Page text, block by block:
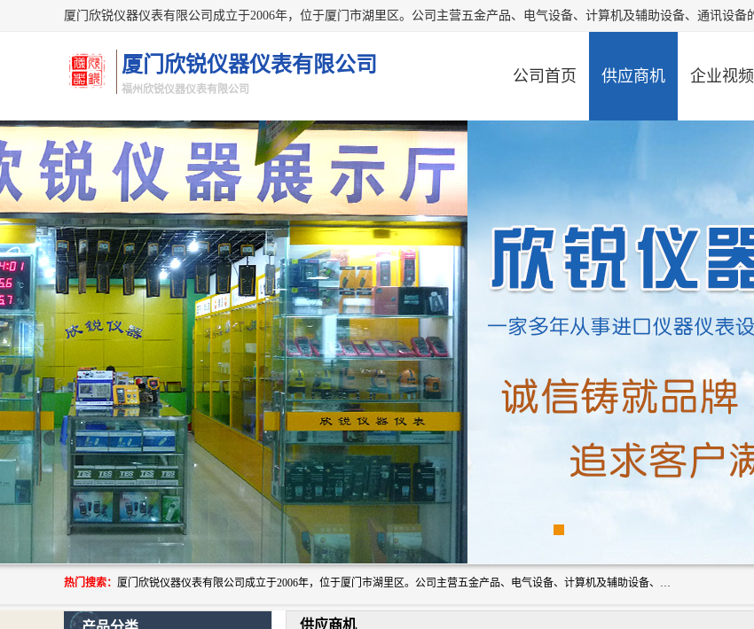
厦门欣锐仪器仪表有限公司
福州欣锐仪器仪表有限公司
公司首页 供应商机 企业视频
热门搜索： 厦门欣锐仪器仪表有限公司成立于2006年，位于厦门市湖里区。公司主营五金产品、电气设备、计算机及辅助设备、通讯设备的批发与零售，同时涉及乐器、照相器材等文化用品的销售。此外，公司还提供通用设备、电气设备、仪器仪表的修理服务，以及信息系统集成、信息技术咨询、数据处理和存储等技术支持。公司致力于为客户提供全面的产品和服务，满足多样化的市场需求。
供应商机